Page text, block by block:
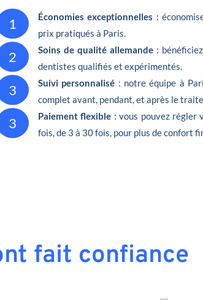
1 Économies exceptionnelles :
prix pratiqués à Paris.
2 Soins de qualité allemande: bénéficiez
dentistes qualifiés et expérimentés.
3 Suivi personnalisé : notre équipe à
complet avant, pendant, et après le
3 Paiement flexible : vous pouvez régler
fois, de 3 à 30 fois, pour plus de confort
fait confiance